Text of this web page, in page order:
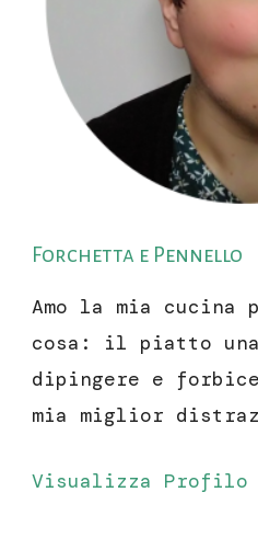
Forchetta e Pennello
Amo la mia
cosa: il piatto
dipingere e
mia miglior
Visualizza Profilo